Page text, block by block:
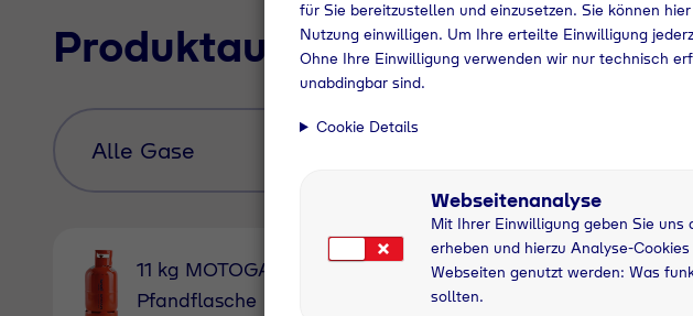
Produktauswahl
11 kg MOTOGAS
Pfandflasche
11 kg Nutzung
grau
für Sie bereitzustellen und einzusetzen. Sie können
Nutzung einwilligen. Um Ihre erteilte Einwilligung
Ohne Ihre Einwilligung verwenden wir nur technisch
unabdingbar sind.
Cookie Details
Webseitenanalyse
Mit Ihrer Einwilligung geben Sie
erheben und hierzu Analyse-
Webseiten genutzt werden: Was
sollten.